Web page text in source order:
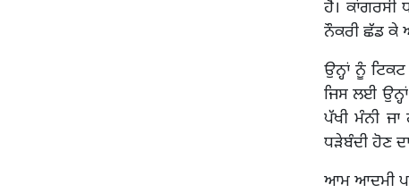
ਹੈ। ਕਾਂਗਰਸੀ
ਨੌਕਰੀ ਛੱਡ ਕੇ
ਉਨ੍ਹਾਂ ਨੂੰ
ਜਿਸ ਲਈ
ਪੱਖੀ ਮੰਨੀ
ਧੜੇਬੰਦੀ ਹੋਣ
ਆਮ ਆਦਮੀ